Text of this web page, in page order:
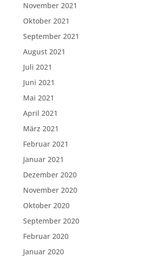
November 2021
Oktober 2021
September 2021
August 2021
Juli 2021
Juni 2021
Mai 2021
April 2021
März 2021
Februar 2021
Januar 2021
Dezember 2020
November 2020
Oktober 2020
September 2020
Februar 2020
Januar 2020